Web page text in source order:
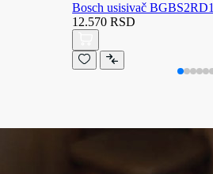
Bosch usisivač BGBS2RD1
12.570 RSD